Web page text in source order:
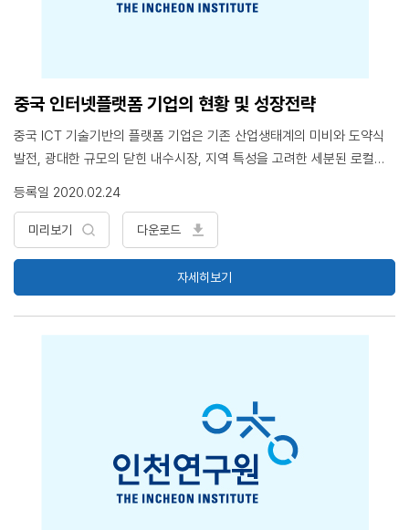
속한 건설기술, 기업과 인민이 정책에 따르게 하는 국가 통제력을 활용했
당 행정력의 결합은 앞으로 중국 정부 행정의 발전 방향이, 소셜 네트워
킹 서비스는 민간과 정부의 직간접 소통의 창이 될 듯함. ‘코로나19’ 방역
며, 공산당 정부는 이를 경험 삼아 의료, 보건 및 사회 안전 등 관련 사회
제도와 환경을 개혁하며, 이를 활용한 대외적 유대 및 협력에도 더 힘을
기울일 것으로 보임. <목 차> 1. ‘코로나19’의 중국 중앙정부와 지방정부
2. 중국 중앙 행정력과 소셜 네트워크 3. 시진핑 정부의 국내정치 4. 중국
의 국제관계
중국 인터넷플랫폼 기업의 현황 및 성장전략
중국 ICT 기술기반의 플랫폼 기업은 기존 산업생태계의 미비와 도약식
발전, 광대한 규모의 닫힌 내수시장, 지역 특성을 고려한 세분된 로컬서
랫폼 경제 시대에 대응하기 위해 우리 기업들이 참고할 수 있는 사례로
활용할 수 있음. 본고에서는 중국 인터넷플랫폼 기업들의 현황과 기술과
서비스의 확장, 글로벌화 세 가지 측면을 살펴보고, 시사점을 도출하고
있음. <목 차> 1. 중국 플랫폼 생태계의 특성 2. 중국 주요 인터넷플랫폼
기업 현황 3. 중국 플랫폼 기업들의 확장 전략 4. 결론 및 시사점
등록일 2020.02.24
미리보기 다운로드
자세히보기